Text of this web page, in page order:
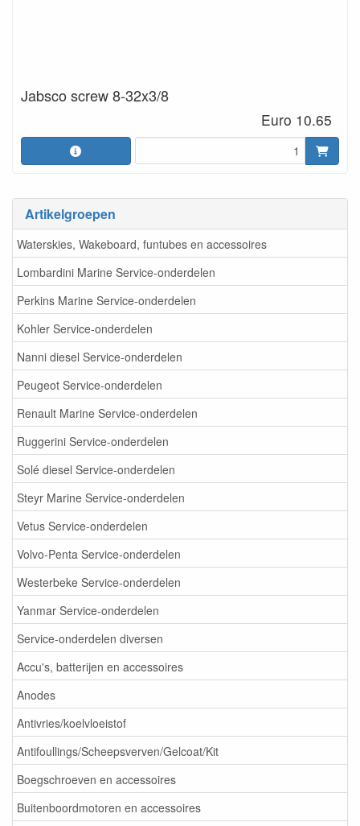
Artikelgroepen
Waterskies, Wakeboard, funtubes en accessoires
Lombardini Marine Service-onderdelen
Perkins Marine Service-onderdelen
Kohler Service-onderdelen
Nanni diesel Service-onderdelen
Peugeot Service-onderdelen
Renault Marine Service-onderdelen
Ruggerini Service-onderdelen
Solé diesel Service-onderdelen
Steyr Marine Service-onderdelen
Vetus Service-onderdelen
Volvo-Penta Service-onderdelen
Westerbeke Service-onderdelen
Yanmar Service-onderdelen
Service-onderdelen diversen
Accu's, batterijen en accessoires
Anodes
Antivries/koelvloeistof
Antifoullings/Scheepsverven/Gelcoat/Kit
Boegschroeven en accessoires
Buitenboordmotoren en accessoires
Jabsco screw 8-32x3/8
Euro 10.65